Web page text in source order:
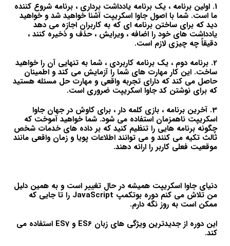
1. اولین برنامه ، یک برنامه یادداشت برداری ، برنامه شروع کننده
ما است. شما با اصول جاوا اسکریپت آشنا خواهید شد و خواهید
دید که برای ساختن برنامه ای که به کاربران اجازه می دهد
یادداشت های خود را اضافه ، ویرایش ، حذف و ذخیره کنند ،
دقیقاً چه چیزی لازم است.
2. برنامه دوم ، یک برنامه کاربردی ، شما به تنهایی آن را خواهید
ساخت. این کار مهارت های شما را آزمایش می کند و اطمینان
حاصل می کند که دارای تجربه واقعی و مهارت حل مسئله هستید
که برای نوشتن کد جاوا اسکریپت ضروری است.
3. آخرین برنامه ، بازی کلمه دار ، برای کاوش در جهان جاوا
اسکریپت ناهمزمان استفاده می شود. شما خواهید آموخت که
چگونه برنامه هایی را تنظیم کنید که بر داده های خدمات شخص
ثالث تکیه می کنند و می توانند اطلاعات پویا و زمان واقعی مانند
موقعیت فعلی کاربر را ارائه دهند.
دنیای جاوا اسکریپت همیشه در حال تغییر است و به همین دلیل
من تلاش می کنم دوره بوتکمپ JavaScript را تا جایی که
ممکن است به روز نگه دارم.
این دوره از جدیدترین ویژگی های زبان ES6 و ES7 استفاده می
کند.